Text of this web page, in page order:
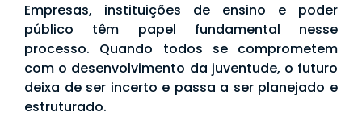
Empresas, instituições de ensino e poder
público têm papel fundamental nesse
processo. Quando todos se comprometem
com o desenvolvimento da juventude, o futuro
deixa de ser incerto e passa a ser planejado e
estruturado.